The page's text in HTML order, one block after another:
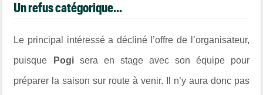
Un refus catégorique...
Le principal intéressé a décliné l’offre de l’organisateur,
puisque Pogisera en stage avec son équipe pour
préparer la saison sur route à venir. Il n’y aura donc pas